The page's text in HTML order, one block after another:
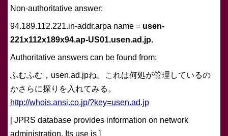
Non-authoritative answer:
94.189.112.221.in-addr.arpa name = usen-
221x112x189x94.ap-US01.usen.ad.jp.
Authoritative answers can be found from:
ふむふむ，usen.ad.jpね。これは何処が管理しているの
かさらに探りを入れてみる。
http://whois.ansi.co.jp/?key=usen.ad.jp
[ JPRS database provides information on network
administration. Its use is ]